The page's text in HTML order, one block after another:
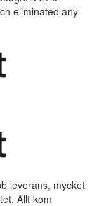
eliminated any
leverans, mycket
Allt kom